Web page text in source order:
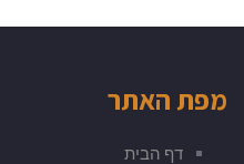
מפת האתר
דף הבית